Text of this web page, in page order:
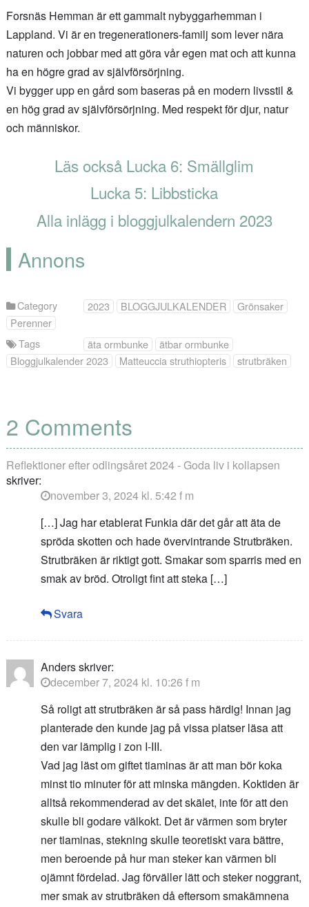
Forsnäs Hemman är ett gammalt nybyggarhemman i
Lappland. Vi är en tregenerationers-familj som lever nära
naturen och jobbar med att göra vår egen mat och att kunna
ha en högre grad avsjälvförsörjning.
Vi bygger upp en gård som baseras på en modern livsstil &
en hög grad av självförsörjning. Med respekt för djur, natur
och människor.
Läs också Lucka 6: Smällglim
Lucka 5: Libbsticka
Alla inlägg i bloggjulkalendern 2023
Annons
Category 2023 BLOGGJULKALENDER
Grönsaker
Perenner
Tags
äta ormbunke
ätbar ormbunke
Bloggjulkalender 2023
Matteuccia struthiopteris strutbräken
2 Comments
Reflektioner efter odlingsåret 2024 - Goda liv i kollapsen
skriver:
november 3, 2024 kl. 5:42 f m
[…] Jag har etablerat Funkia där det går att äta de
spröda skotten och hade övervintrande Strutbräken.
Strutbräken är riktigt gott. Smakar som sparris med en
smak av bröd. Otroligt fint att steka […]
Svara
Andersskriver:
december 7, 2024 kl. 10:26 f m
Så roligt att strutbräken är så pass härdig! Innan jag
planterade den kunde jag på vissa platser läsa att
den var lämplig i zon I-III.
Vad jag läst om giftet tiaminas är att man bör koka
minst tio minuter för att minska mängden. Koktiden är
alltså rekommenderad av det skälet, inte för att den
skulle bli godare välkokt. Det är värmen som bryter
ner tiaminas, stekning skulle teoretiskt vara bättre,
men beroende på hur man steker kan värmen bli
ojämnt fördelad. Jag förväller lätt och steker noggrant,
mer smak av strutbräken då eftersom smakämnena